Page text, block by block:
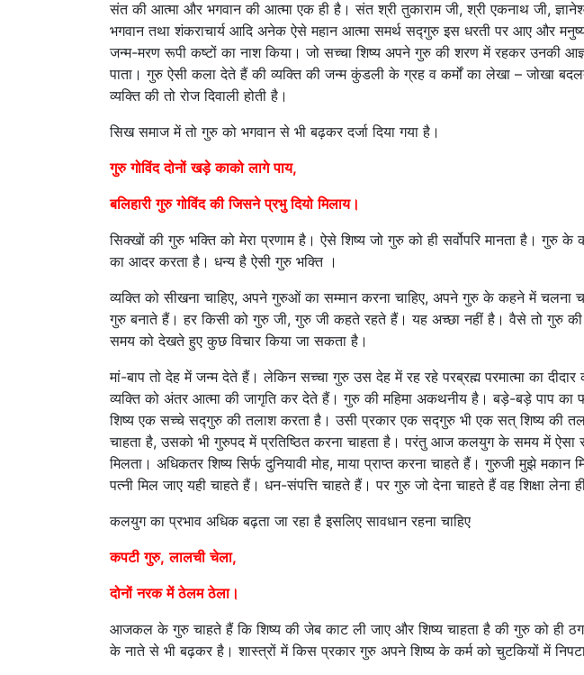
संत की आत्मा और भगवान की आत्मा एक ही है। संत श्री तुकाराम जी, श्री एकनाथ जी,
भगवान तथा शंकराचार्य आदि अनेक ऐसे महान आत्मा समर्थ सद्गुरु इस धरती पर आए और
जन्म-मरण रूपी कष्टों का नाश किया। जो सच्चा शिष्य अपने गुरु की शरण में रहकर उनकी
पाता। गुरु ऐसी कला देते हैं की व्यक्ति की जन्म कुंडली के ग्रह व कर्मों का लेखा – जोखा
व्यक्ति की तो रोज दिवाली होती है।
सिख समाज में तो गुरु को भगवान से भी बढ़कर दर्जा दिया गया है।
गुरु गोविंद दोनों खड़े काको लागे पाय,
बलिहारी गुरु गोविंद की जिसने प्रभु दियो मिलाय।
सिक्खों की गुरु भक्ति को मेरा प्रणाम है। ऐसे शिष्य जो गुरु को ही सर्वोपरि मानता है।
का आदर करता है। धन्य है ऐसी गुरु भक्ति ।
व्यक्ति को सीखना चाहिए, अपने गुरुओं का सम्मान करना चाहिए, अपने गुरु के कहने में
गुरु बनाते हैं। हर किसी को गुरु जी, गुरु जी कहते रहते हैं। यह अच्छा नहीं है। वैसे तो गुरु
समय को देखते हुए कुछ विचार किया जा सकता है।
मां-बाप तो देह में जन्म देते हैं। लेकिन सच्चा गुरु उस देह में रह रहे परब्रह्म परमात्मा का दीदार
व्यक्ति को अंतर आत्मा की जागृति कर देते हैं। गुरु की महिमा अकथनीय है। बड़े-बड़े पाप
शिष्य एक सच्चे सद्गुरु की तलाश करता है। उसी प्रकार एक सद्गुरु भी एक सत् शिष्य की
चाहता है, उसको भी गुरुपद में प्रतिष्ठित करना चाहता है। परंतु आज कलयुग के समय में ऐसा
मिलता। अधिकतर शिष्य सिर्फ दुनियावी मोह, माया प्राप्त करना चाहते हैं। गुरुजी मुझे
पत्नी मिल जाए यही चाहते हैं। धन-संपत्ति चाहते हैं। पर गुरु जो देना चाहते हैं वह शिक्षा लेना
कलयुग का प्रभाव अधिक बढ़ता जा रहा है इसलिए सावधान रहना चाहिए
कपटी गुरु, लालची चेला,
दोनों नरक में ठेलम ठेला।
आजकल के गुरु चाहते हैं कि शिष्य की जेब काट ली जाए और शिष्य चाहता है की गुरु को ही ठग
के नाते से भी बढ़कर है। शास्त्रों में किस प्रकार गुरु अपने शिष्य के कर्म को चुटकियों में